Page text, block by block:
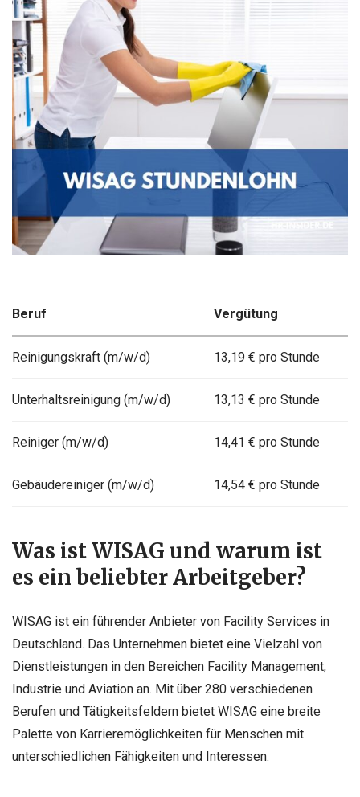
Beruf Vergütung
Reinigungskraft (m/w/d) 13,19 € pro Stunde
Unterhaltsreinigung (m/w/d) 13,13 € pro Stunde
Reiniger (m/w/d) 14,41 € pro Stunde
Gebäudereiniger (m/w/d) 14,54 € pro Stunde
Was ist WISAG und warum ist
es ein beliebter Arbeitgeber?
WISAG ist ein führender Anbieter von Facility Services in
Deutschland. Das Unternehmen bietet eine Vielzahl von
Dienstleistungen in den Bereichen Facility Management,
Industrie und Aviation an. Mit über 280 verschiedenen
Berufen und Tätigkeitsfeldern bietet WISAG eine breite
Palette von Karrieremöglichkeiten für Menschen mit
unterschiedlichen Fähigkeiten und Interessen.